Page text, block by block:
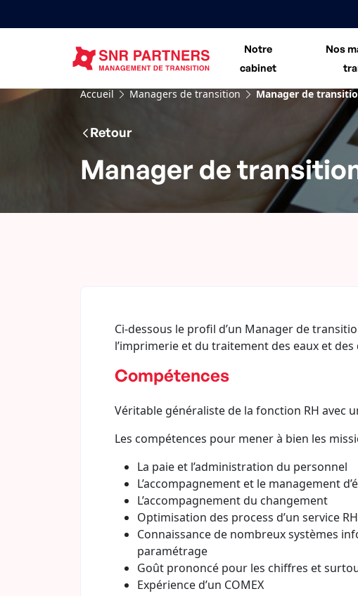
Notre
cabinet
Nos
Accueil Managers de transition Manager de
Retour
Manager de
Ci-dessous le profil d’un Manager de
l’imprimerie et du traitement des eaux et
Compétences
Véritable généraliste de la fonction RH avec
Les compétences pour mener à bien les
La paie et l’administration du personnel
L’accompagnement et le management
L’accompagnement du changement
Optimisation des process d’un service RH
Connaissance de nombreux systèmes
paramétrage
Goût prononcé pour les chiffres et
Expérience d’un COMEX